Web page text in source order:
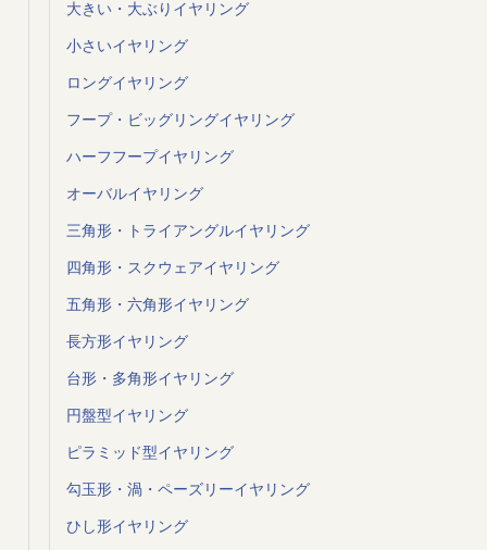
大きい・大ぶりイヤリング
小さいイヤリング
ロングイヤリング
フープ・ビッグリングイヤリング
ハーフフープイヤリング
オーバルイヤリング
三角形・トライアングルイヤリング
四角形・スクウェアイヤリング
五角形・六角形イヤリング
長方形イヤリング
台形・多角形イヤリング
円盤型イヤリング
ピラミッド型イヤリング
勾玉形・渦・ペーズリーイヤリング
ひし形イヤリング